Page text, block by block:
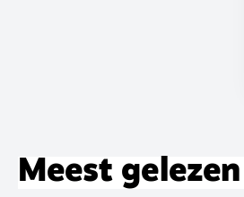
Meest gelezen